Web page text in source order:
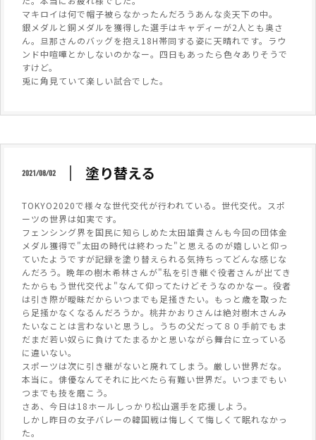
マキロイは何で帽子被らなかったんだろうあんな炎天下の中。
銀メダルと銅メダルを獲得した選手はキャディーが2人とも奥さ
ん。旦那さんのバッグを抱え18H帯同する姿に天晴れです。ラウ
ンド中喧嘩とかしないのかなー。四日もあったら色々ありそうで
すけど。
兎に角見ていて楽しい試合でした。
2021/08/02 塗り替える
TOKYO2020で様々な世代交代が行われている。世代交代。スポ
ーツの世界は如実です。
フェンシング界を国民に知らしめた太田雄貴さんも今回の団体金
メダル獲得で"太田の時代は終わった"と思えるのが嬉しいと仰っ
ていたようですが記録を塗り替えられる気持ちってどんな感じな
んだろう。晩年の樹木希林さんが"私を引き継ぐ役者さんが出てき
たからもう世代交代よ"なんて仰ってたけどそうなのかなー。役者
は引き際が曖昧だからいつまでも足掻きたい。もっと歳を取った
ら足掻かなくなるんだろうか。桃井かおりさんは絶対樹木さんみ
たいなことは言わないと思うし。うちの父だって８０手前でもま
だまだ若い奴らに負けてたまるかと思いながら舞台に立っている
に違いない。
スポーツは次に引き継がないと廃れてしまう。厳しい世界だな。
本当に。俳優なんてそれに比べたら有難い世界だ。いつまでもい
つまでも技を磨こう。
さあ、今日は18ホールしっかり松山選手を応援しよう。
しかし昨日の女子バレーの韓国戦は悔しくて悔しくて眠れなかっ
た。